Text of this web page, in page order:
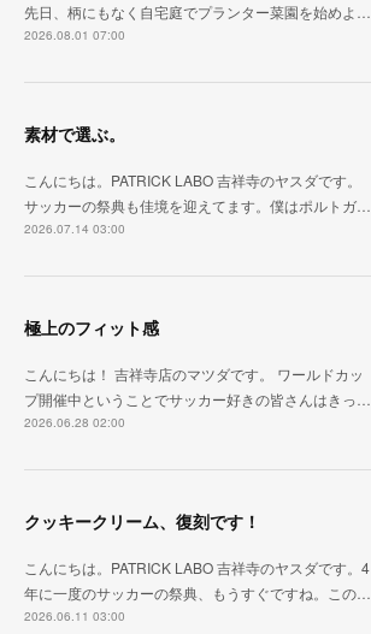
先日、柄にもなく自宅庭でプランター菜園を始めよ…
2026.08.01 07:00
素材で選ぶ。
こんにちは。PATRICK LABO 吉祥寺のヤスダです。
サッカーの祭典も佳境を迎えてます。僕はポルトガ…
2026.07.14 03:00
極上のフィット感
こんにちは！ 吉祥寺店のマツダです。 ワールドカッ
プ開催中ということでサッカー好きの皆さんはきっ…
2026.06.28 02:00
クッキークリーム、復刻です！
こんにちは。PATRICK LABO 吉祥寺のヤスダです。4
年に一度のサッカーの祭典、もうすぐですね。この…
2026.06.11 03:00